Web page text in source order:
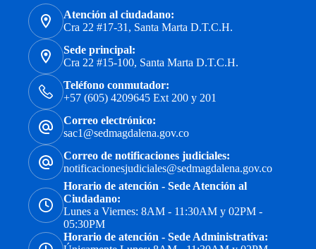
Atención al ciudadano:
Cra 22 #17-31, Santa Marta D.T.C.H.
Sede principal:
Cra 22 #15-100, Santa Marta D.T.C.H.
Teléfono conmutador:
+57 (605) 4209645 Ext 200 y 201
Correo electrónico:
sac1@sedmagdalena.gov.co
Correo de notificaciones judiciales:
notificacionesjudiciales@sedmagdalena.gov.co
Horario de atención - Sede Atención al
Ciudadano:
Lunes a Viernes: 8AM - 11:30AM y 02PM -
05:30PM
Horario de atención - Sede Administrativa: